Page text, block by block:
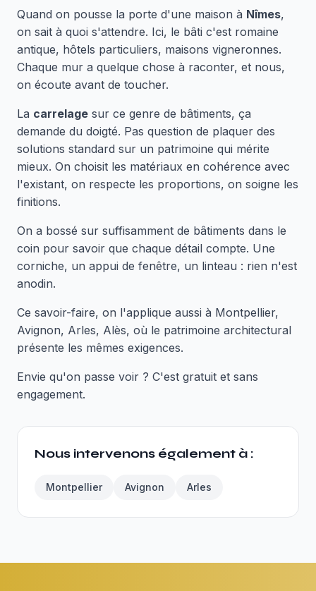
Quand on pousse la porte d'une maison à Nîmes,
on sait à quoi s'attendre. Ici, le bâti c'est romaine
antique, hôtels particuliers, maisons vigneronnes.
Chaque mur a quelque chose à raconter, et nous,
on écoute avant de toucher.
La carrelage sur ce genre de bâtiments, ça
demande du doigté. Pas question de plaquer des
solutions standard sur un patrimoine qui mérite
mieux. On choisit les matériaux en cohérence avec
l'existant, on respecte les proportions, on soigne les
finitions.
On a bossé sur suffisamment de bâtiments dans le
coin pour savoir que chaque détail compte. Une
corniche, un appui de fenêtre, un linteau : rien n'est
anodin.
Ce savoir-faire, on l'applique aussi à Montpellier,
Avignon, Arles, Alès, où le patrimoine architectural
présente les mêmes exigences.
Envie qu'on passe voir ? C'est gratuit et sans
engagement.
Nous intervenons également à :
Montpellier Avignon Arles